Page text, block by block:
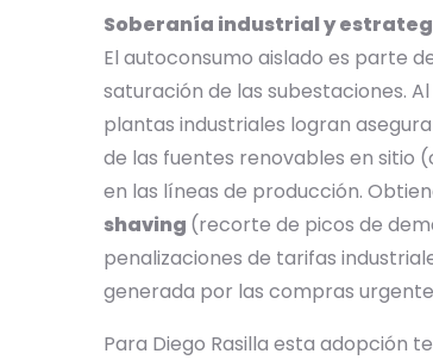
Soberanía industrial y
El autoconsumo aislado es parte
saturación de las subestaciones.
plantas industriales logran
de las fuentes renovables en sitio
en las líneas de producción.
shaving (recorte de picos de
penalizaciones de tarifas
generada por las compras
Para Diego Rasilla esta adopción